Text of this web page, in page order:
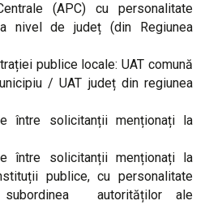
(APC) cu personalitate
nivel de județ (din Regiunea
publice locale: UAT comună
/ UAT județ din regiunea
între solicitanții menționați la
între solicitanții menționați la
publice, cu personalitate
autorităților ale